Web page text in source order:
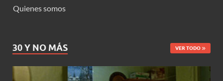
Quienes somos
30 Y NO MÁS VER TODO